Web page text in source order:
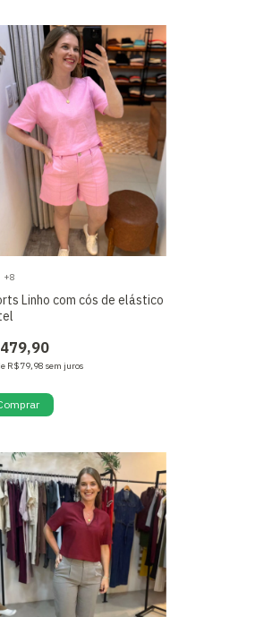
Linho com cós de elástico
R$79,98 sem juros
+8